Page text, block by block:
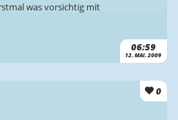
06:59
12. MAI. 2009
was vorsichtig mit
0